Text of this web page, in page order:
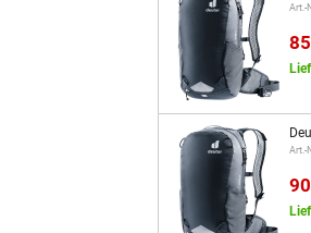
Art.-
Art.-